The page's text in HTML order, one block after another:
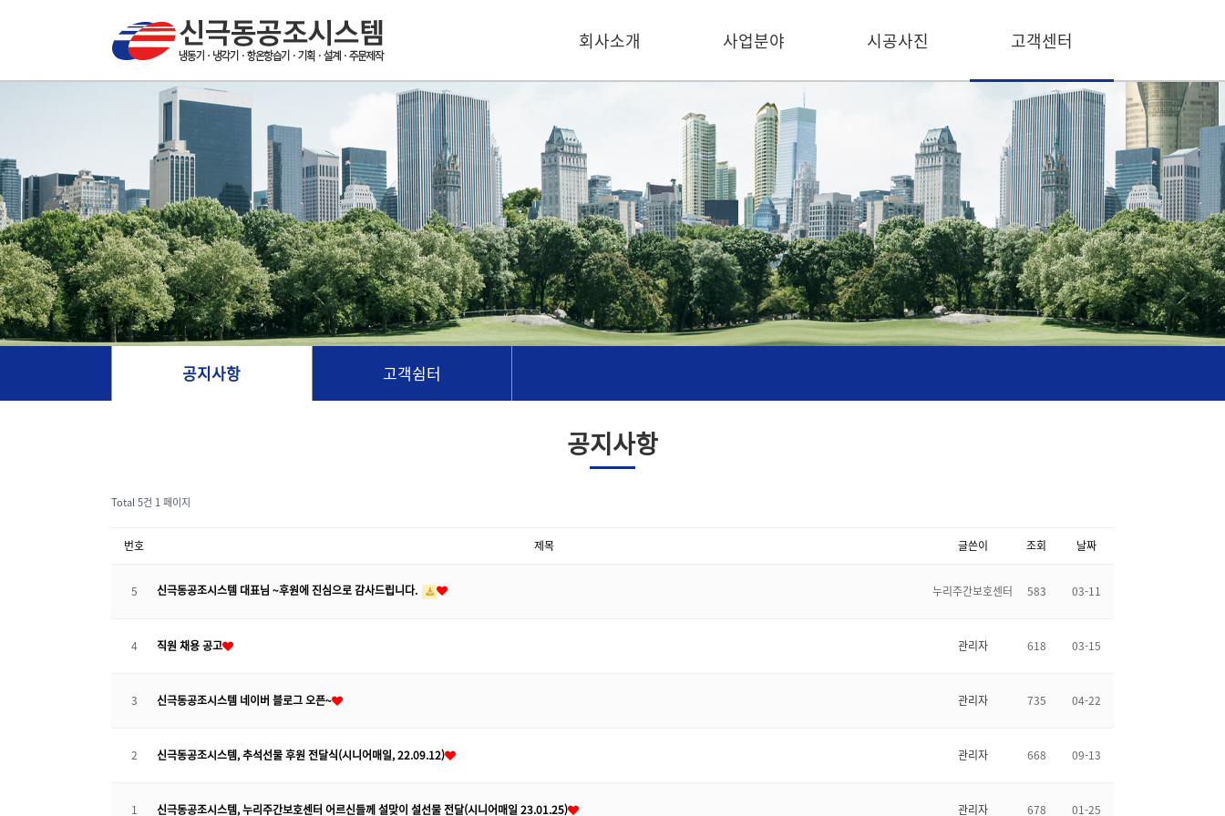
회사소개 사업분야 시공사진 고객센터
공지사항 고객쉼터
공지사항
Total 5건 1 페이지
번호 제목 글쓴이 조회 날짜
5 신극동공조시스템 대표님 ~후원에 진심으로 감사드립니다. 누리주간보호센터 583 03-11
4 직원 채용 공고 관리자 618 03-15
3 신극동공조시스템 네이버 블로그 오픈~ 관리자 735 04-22
2 신극동공조시스템, 추석선물 후원 전달식(시니어매일, 22.09.12) 관리자 668 09-13
1 신극동공조시스템, 누리주간보호센터 어르신들께 설맞이 설선물 전달(시니어매일 23.01.25) 관리자 678 01-25